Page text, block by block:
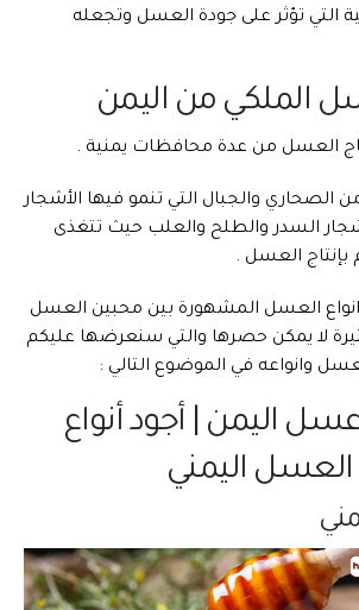
التي تؤثر على جودة العسل وتجعله
الملكي من اليمن
العسل من عدة محافظات يمنية .
والجبال التي تنمو فيها الأشجار
السدر والطلح والعلب حيث تتغذى
بإنتاج العسل .
انواع العسل المشهورة بين محبين العسل
لا يمكن حصرها والتي سنعرضها عليكم
وانواعه في الموضوع التالي :
اليمن | أجود أنواع
العسل اليمني